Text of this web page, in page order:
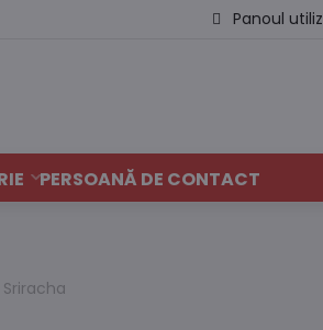
Panoul
PERSOANĂ DE CONTACT
Sriracha